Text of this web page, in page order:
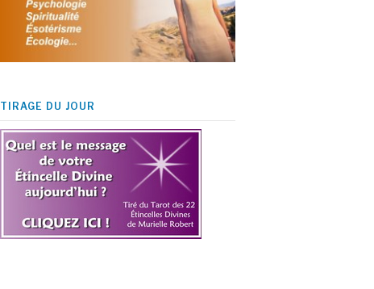
TIRAGE DU JOUR